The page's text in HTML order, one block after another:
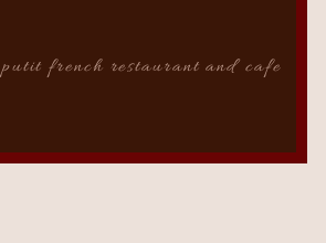
putit french restaurant and cafe